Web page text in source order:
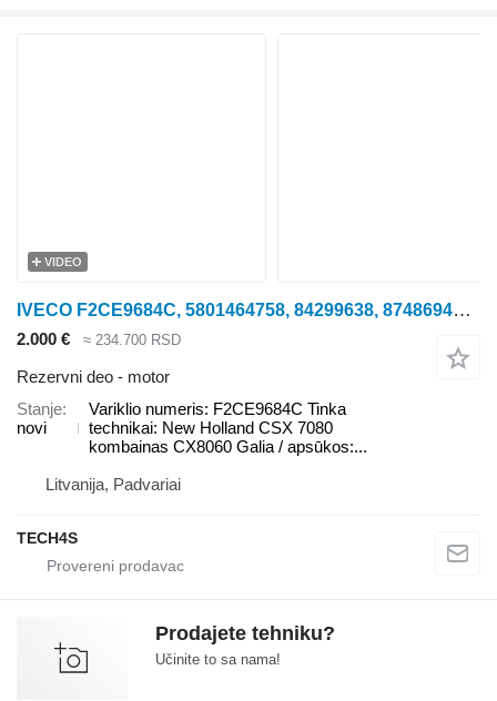
VIDEO
IVECO F2CE9684C, 5801464758, 84299638, 87486945 Variklio motor za New Holland CSX 7080, CX8060 kombajna za žito
2.000 € ≈ 234.700 RSD
Rezervni deo - motor
Stanje
novi
Variklio numeris: F2CE9684C Tinka
technikai: New Holland CSX 7080
kombainas CX8060 Galia / apsūkos:...
Litvanija, Padvariai
TECH4S
Prodajete tehniku?
Učinite to sa nama!